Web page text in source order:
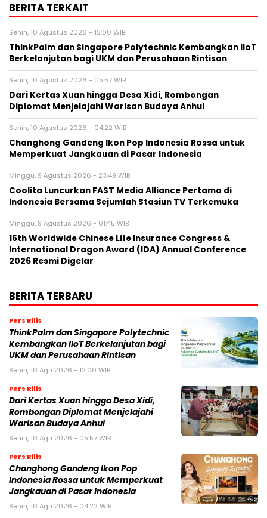
BERITA TERKAIT
Senin, 10 Agustus 2026 - 12:00 WIB
ThinkPalm dan Singapore Polytechnic Kembangkan IIoT
Berkelanjutan bagi UKM dan Perusahaan Rintisan
Senin, 10 Agustus 2026 - 05:57 WIB
Dari Kertas Xuan hingga Desa Xidi, Rombongan
Diplomat Menjelajahi Warisan Budaya Anhui
Senin, 10 Agustus 2026 - 04:22 WIB
Changhong Gandeng Ikon Pop Indonesia Rossa untuk
Memperkuat Jangkauan di Pasar Indonesia
Minggu, 9 Agustus 2026 - 23:49 WIB
Coolita Luncurkan FAST Media Alliance Pertama di
Indonesia Bersama Sejumlah Stasiun TV Terkemuka
Minggu, 9 Agustus 2026 - 01:45 WIB
16th Worldwide Chinese Life Insurance Congress &
International Dragon Award (IDA) Annual Conference
2026 Resmi Digelar
BERITA TERBARU
Pers Rilis
ThinkPalm dan Singapore Polytechnic
Kembangkan IIoT Berkelanjutan bagi
UKM dan Perusahaan Rintisan
Senin, 10 Agu 2026 - 12:00 WIB
Pers Rilis
Dari Kertas Xuan hingga Desa Xidi,
Rombongan Diplomat Menjelajahi
Warisan Budaya Anhui
Senin, 10 Agu 2026 - 05:57 WIB
Pers Rilis
Changhong Gandeng Ikon Pop
Indonesia Rossa untuk Memperkuat
Jangkauan di Pasar Indonesia
Senin, 10 Agu 2026 - 04:22 WIB